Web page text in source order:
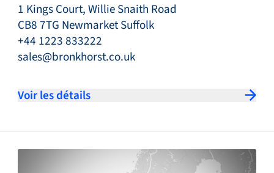
1 Kings Court, Willie Snaith Road
CB8 7TG Newmarket Suffolk
+44 1223 833222
sales@bronkhorst.co.uk
Voir les détails